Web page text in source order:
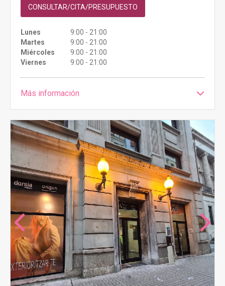
CONSULTAR/CITA/PRESUPUESTO
Lunes
9:00 - 21:00
Martes
9:00 - 21:00
Miércoles
9:00 - 21:00
Viernes
9:00 - 21:00
Más información